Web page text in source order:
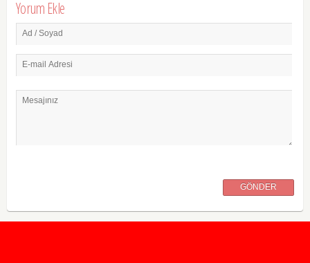
Yorum Ekle
Ad / Soyad
E-mail Adresi
Mesajınız
GÖNDER